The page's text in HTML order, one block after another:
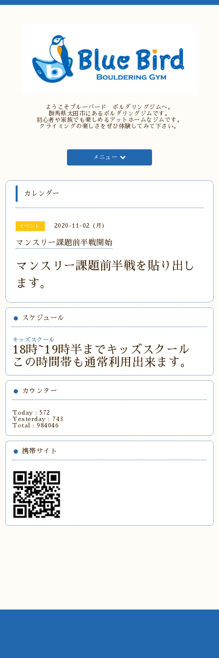
ようこそブルーバード ボルダリングジムへ。
群馬県太田市にあるボルダリングジムです。
初心者や家族でも楽しめるアットホームなジムです。
クライミングの楽しさをぜひ体験してみて下さい。
メニュー
カレンダー
イベント 2020-11-02 (月)
マンスリー課題前半戦開始
マンスリー課題前半戦を貼り出し
ます。
スケジュール
キッズスクール
18時~19時半までキッズスクール
この時間帯も通常利用出来ます。
カウンター
Today :572
Yesterday :
743
Total :984046
携帯サイト